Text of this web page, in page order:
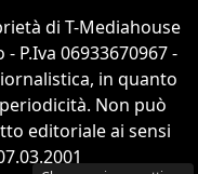
di T-Mediahouse
P.Iva 06933670967 -
in quanto
Non può
editoriale ai sensi